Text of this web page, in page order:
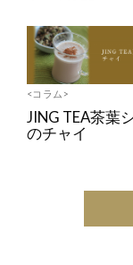
<コラム>
JING TEA茶葉
のチャイ